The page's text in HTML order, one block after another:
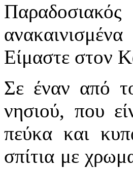
Είμαστε στον
Σε έναν από
νησιού, που
πεύκα και
σπίτια με